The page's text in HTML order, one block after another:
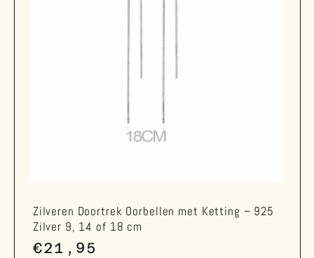
Zilveren Doortrek Oorbellen met Ketting – 925
Zilver 9, 14 of 18 cm
Normale
€21,95